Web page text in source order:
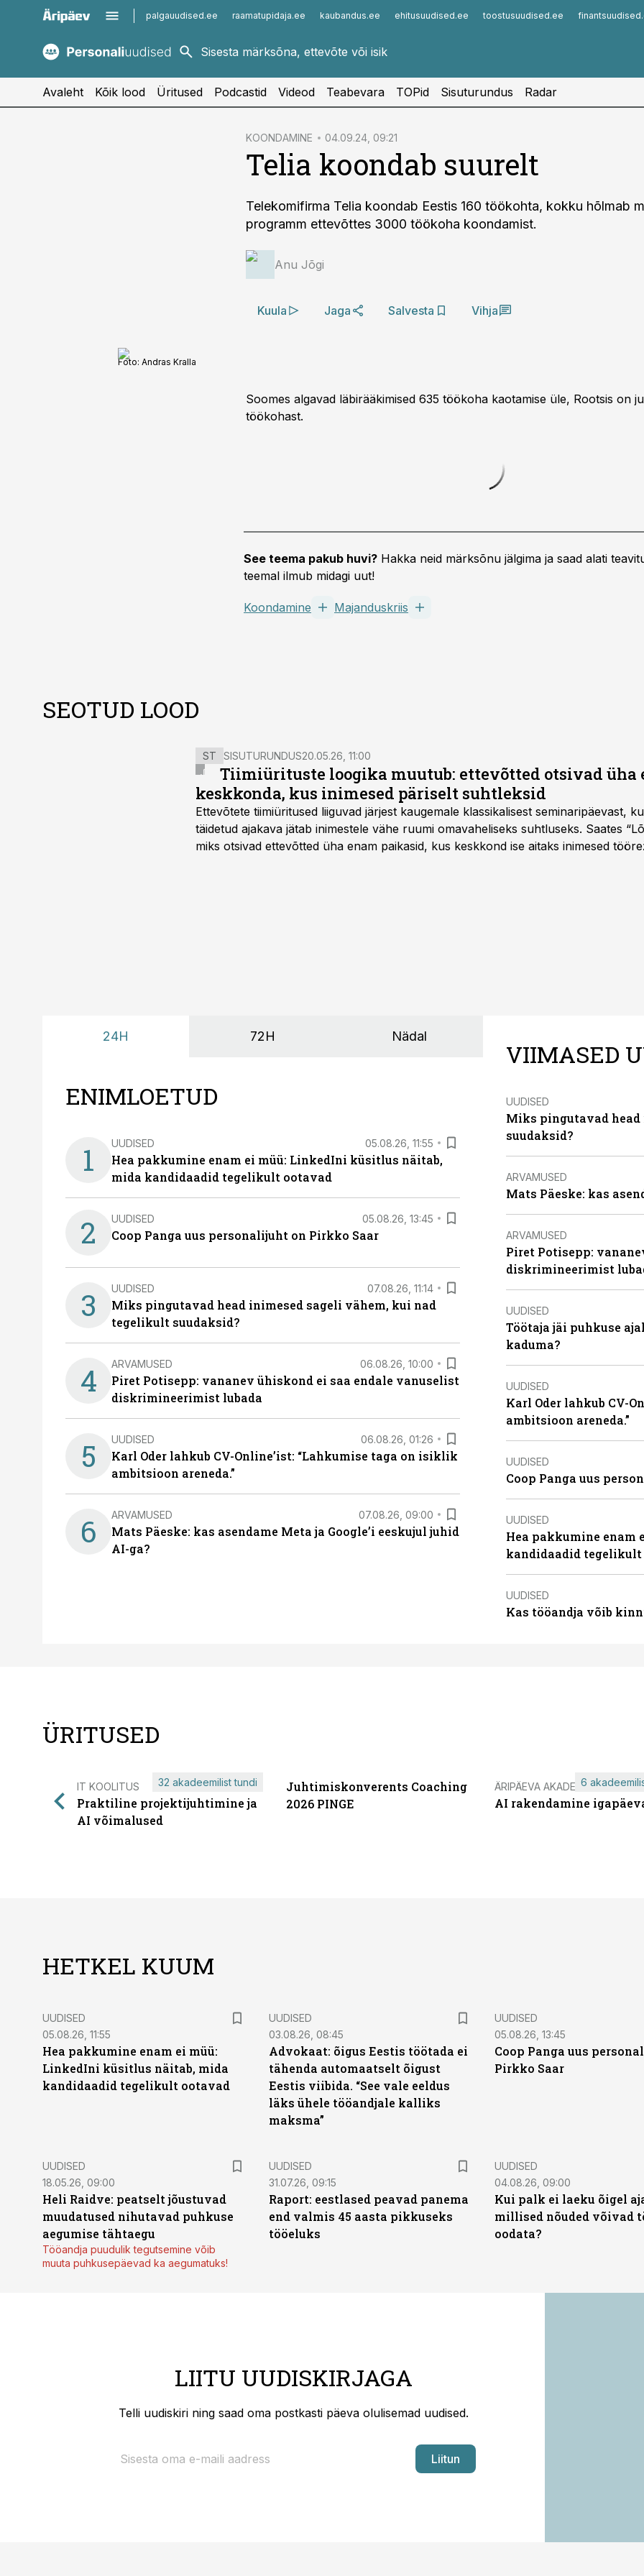
palgauudised.ee raamatupidaja.ee kaubandus.ee ehitusuudised.ee toostusuudised.ee
kaubandus.ee
kinnisvarauudised.ee
imelineajalugu.ee
Infopank
Avaleht Kõik lood Üritused Podcastid Videod Teabevara TOPid Sisuturundus Radar
KOONDAMINE 04.09.24, 09:21
Telia koondab suurelt
Telekomifirma Telia koondab Eestis 160 töökohta, kokku hõlmab
programm ettevõttes 3000 töökoha koondamist.
Anu Jõgi
Kuula Jaga Salvesta Vihja
Foto: Andras Kralla
Soomes algavad läbirääkimised 635 töökoha kaotamise üle, Rootsis on
töökohast.
See teema pakub huvi? Hakka neid märksõnu jälgima ja saad alati
teemal ilmub midagi uut!
Koondamine Majanduskriis
SEOTUD LOOD
ST SISUTURUNDUS20.05.26, 11:00
Tiimiürituste loogika muutub: ettevõtted otsivad üha
keskkonda, kus inimesed päriselt suhtleksid
Ettevõtete tiimiüritused liiguvad järjest kaugemale klassikalisest seminaripäevast,
täidetud ajakava jätab inimestele vähe ruumi omavaheliseks suhtluseks. Saates
miks otsivad ettevõtted üha enam paikasid, kus keskkond ise aitaks inimesed
24H 72H Nädal
ENIMLOETUD
1 UUDISED 05.08.26, 11:55
Hea pakkumine enam ei müü: LinkedIni küsitlus näitab,
mida kandidaadid tegelikult ootavad
2 UUDISED 05.08.26, 13:45
Coop Panga uus personalijuht on Pirkko Saar
3 UUDISED 07.08.26, 11:14
Miks pingutavad head inimesed sageli vähem, kui nad
tegelikult suudaksid?
4 ARVAMUSED 06.08.26, 10:00
Piret Potisepp: vananev ühiskond ei saa endale vanuselist
diskrimineerimist lubada
5 UUDISED 06.08.26, 01:26
Karl Oder lahkub CV-Online’ist: “Lahkumise taga on isiklik
ambitsioon areneda.”
6 ARVAMUSED 07.08.26, 09:00
Mats Päeske: kas asendame Meta ja Google’i eeskujul juhid
AI-ga?
VIIMASED
UUDISED
Miks pingutavad
suudaksid?
ARVAMUSED
Mats Päeske: kas
ARVAMUSED
Piret Potisepp:
diskrimineerimist
UUDISED
Töötaja jäi puhkuse
kaduma?
UUDISED
Karl Oder lahkub CV-
ambitsioon areneda.”
UUDISED
Coop Panga uus
UUDISED
Hea pakkumine enam
kandidaadid tegelikult
UUDISED
Kas tööandja võib
ÜRITUSED
IT KOOLITUS
Praktiline projektijuhtimine ja
AI võimalused
32 akadeemilist tundi
Juhtimiskonverents Coaching
2026 PINGE
ÄRIPÄEVA AKADEEMIA
AI rakendamine
6
HETKEL KUUM
UUDISED
05.08.26, 11:55
Hea pakkumine enam ei müü:
LinkedIni küsitlus näitab, mida
kandidaadid tegelikult ootavad
UUDISED
03.08.26, 08:45
Advokaat: õigus Eestis töötada ei
tähenda automaatselt õigust
Eestis viibida. “See vale eeldus
läks ühele tööandjale kalliks
maksma”
UUDISED
05.08.26, 13:45
Coop Panga uus
Pirkko Saar
UUDISED
18.05.26, 09:00
Heli Raidve: peatselt jõustuvad
muudatused nihutavad puhkuse
aegumise tähtaegu
Tööandja puudulik tegutsemine võib
muuta puhkusepäevad ka aegumatuks!
UUDISED
31.07.26, 09:15
Raport: eestlased peavad panema
end valmis 45 aasta pikkuseks
tööeluks
UUDISED
04.08.26, 09:00
Kui palk ei laeku õigel
millised nõuded võivad
oodata?
LIITU UUDISKIRJAGA
Telli uudiskiri ning saad oma postkasti päeva olulisemad uudised.
Liitun